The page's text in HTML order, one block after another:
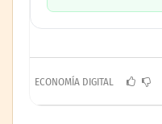
ECONOMÍA DIGITAL